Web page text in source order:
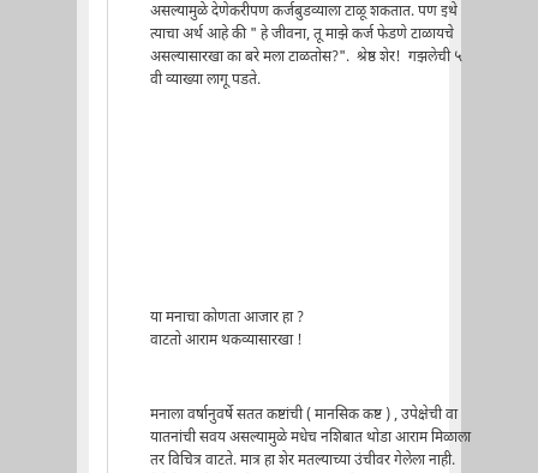
असल्यामुळे देणेकरीपण कर्जबुडव्याला टाळू शकतात. पण इथे
त्याचा अर्थ आहे की " हे जीवना, तू माझे कर्ज फेडणे टाळायचे
असल्यासारखा का बरे मला टाळतोस?". श्रेष्ठ शेर! गझलेची ५
वी व्याख्या लागू पडते.
या मनाचा कोणता आजार हा ?
वाटतो आराम थकव्यासारखा !
मनाला वर्षानुवर्षे सतत कष्टांची ( मानसिक कष्ट ) , उपेक्षेची वा
यातनांची सवय असल्यामुळे मधेच नशिबात थोडा आराम मिळाला
तर विचित्र वाटते. मात्र हा शेर मतल्याच्या उंचीवर गेलेला नाही.